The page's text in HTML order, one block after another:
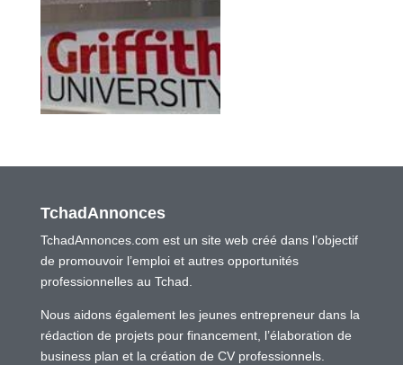
TchadAnnonces
TchadAnnonces.com est un site web créé dans l’objectif
de promouvoir l’emploi et autres opportunités
professionnelles au Tchad.
Nous aidons également les jeunes entrepreneur dans la
rédaction de projets pour financement, l’élaboration de
business plan et la création de CV professionnels.